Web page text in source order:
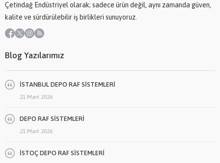
Çetindağ Endüstriyel olarak; sadece ürün değil, aynı zamanda güven,
kalite ve sürdürülebilir iş birlikleri sunuyoruz.
Blog Yazılarımız
İSTANBUL DEPO RAF SİSTEMLERİ
21 Mart 2026
DEPO RAF SİSTEMLERİ
21 Mart 2026
İSTOÇ DEPO RAF SİSTEMLERİ